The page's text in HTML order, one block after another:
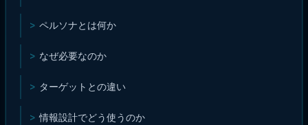
ペルソナとは何か
なぜ必要なのか
ターゲットとの違い
情報設計でどう使うのか